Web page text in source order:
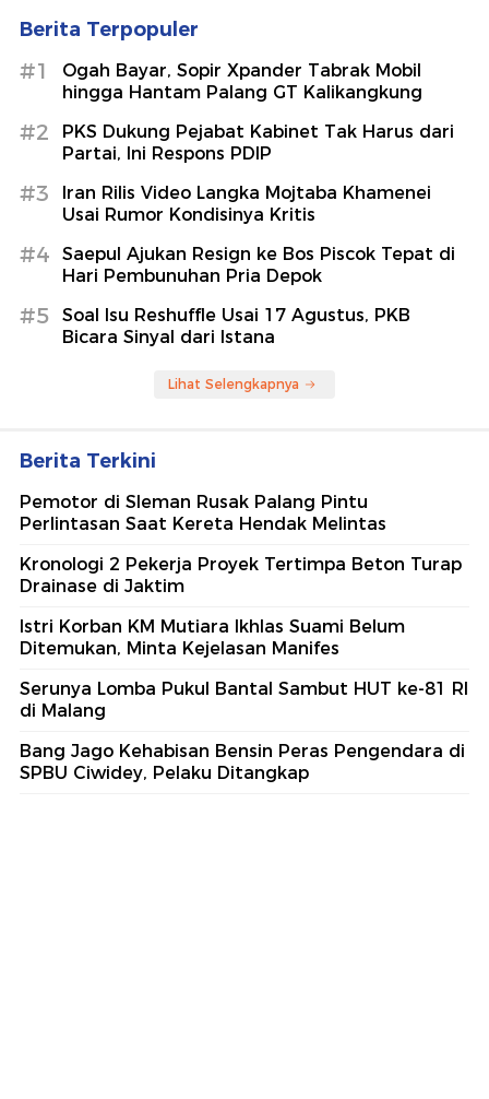
Berita Terpopuler
#1
Ogah Bayar, Sopir Xpander Tabrak Mobil
hingga Hantam Palang GT Kalikangkung
#2
PKS Dukung Pejabat Kabinet Tak Harus dari
Partai, Ini Respons PDIP
#3
Iran Rilis Video Langka Mojtaba Khamenei
Usai Rumor Kondisinya Kritis
#4
Saepul Ajukan Resign ke Bos Piscok Tepat di
Hari Pembunuhan Pria Depok
#5
Soal Isu Reshuffle Usai 17 Agustus, PKB
Bicara Sinyal dari Istana
Lihat Selengkapnya
Berita Terkini
Pemotor di Sleman Rusak Palang Pintu
Perlintasan Saat Kereta Hendak Melintas
Kronologi 2 Pekerja Proyek Tertimpa Beton Turap
Drainase di Jaktim
Istri Korban KM Mutiara Ikhlas Suami Belum
Ditemukan, Minta Kejelasan Manifes
Serunya Lomba Pukul Bantal Sambut HUT ke-81 RI
di Malang
Bang Jago Kehabisan Bensin Peras Pengendara di
SPBU Ciwidey, Pelaku Ditangkap